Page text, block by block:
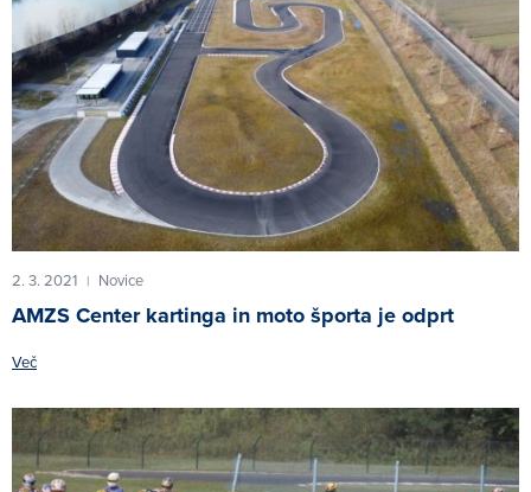
2. 3. 2021 | Novice
AMZS Center kartinga in moto športa je odprt
Več